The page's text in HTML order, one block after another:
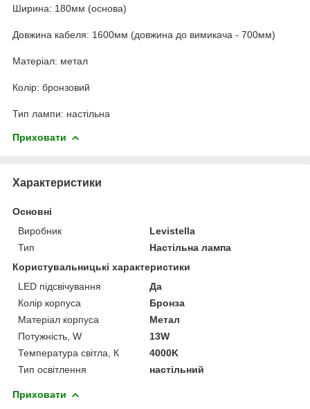
Ширина: 180мм (основа)
Довжина кабеля: 1600мм (довжина до вимикача - 700мм)
Матеріал: метал
Колір: бронзовий
Тип лампи: настільна
Приховати
Характеристики
Основні
Виробник
Levistella
Тип
Настільна лампа
Користувальницькі характеристики
LED підсвічування
Да
Колір корпуса
Бронза
Матеріал корпуса
Метал
Потужність, W
13W
Температура світла, К
4000K
Тип освітлення
настільний
Приховати